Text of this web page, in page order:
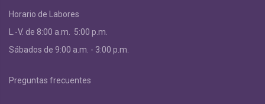
Horario de Labores
L.-V. de 8:00 a.m. 5:00 p.m.
Sábados de 9:00 a.m. - 3:00 p.m.
Preguntas frecuentes